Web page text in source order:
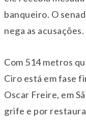
banqueiro. O
nega as acusações.
Com 514 metros
Ciro está em fase
Oscar Freire, em
grife e por